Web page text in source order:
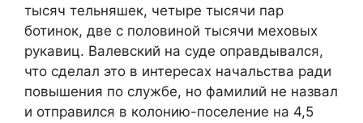
тысяч тельняшек, четыре тысячи пар
ботинок, две с половиной тысячи меховых
рукавиц. Валевский на суде оправдывался,
что сделал это в интересах начальства ради
повышения по службе, но фамилий не назвал
и отправился в колонию-поселение на 4,5